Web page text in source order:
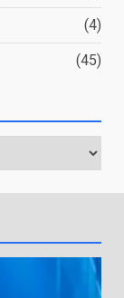
(4)
(45)